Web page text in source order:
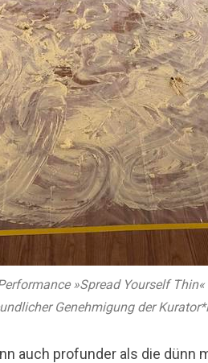
»Spread Yourself
Genehmigung der
auch profunder als die dünn